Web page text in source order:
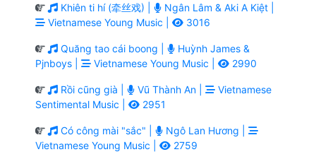
Khiên ti hí (牵丝戏) |
Ngân Lâm & Aki A Kiệt |
Vietnamese Young Music |
3016
Quăng tao cái boong |
Huỳnh James &
Pjnboys |
Vietnamese Young Music | 2990
Rồi cũng già | Vũ Thành An |
Vietnamese
Sentimental Music |
2951
Có công mài "sắc" |
Ngô Lan Hương |
Vietnamese Young Music |
2759